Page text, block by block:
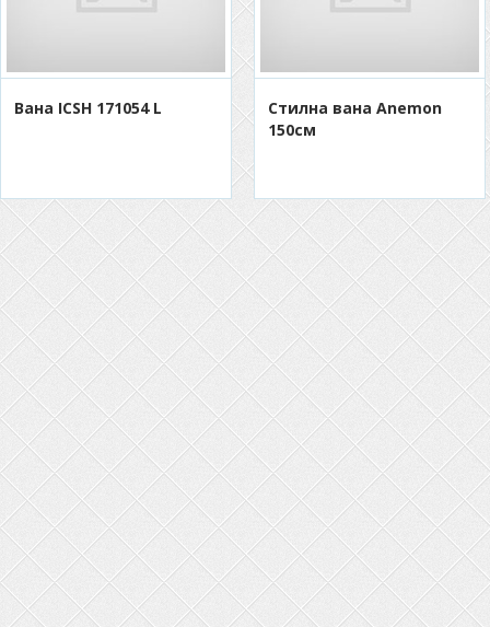
Вана ICSH 171054 L
Стилна вана Anemon
150см